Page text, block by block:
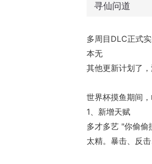
寻仙问道
多周目DLC正式
本无
其他更新计划了
世界杯摸鱼期间，
1、新增天赋
多才多艺 "你偷偷
太精。暴击、反